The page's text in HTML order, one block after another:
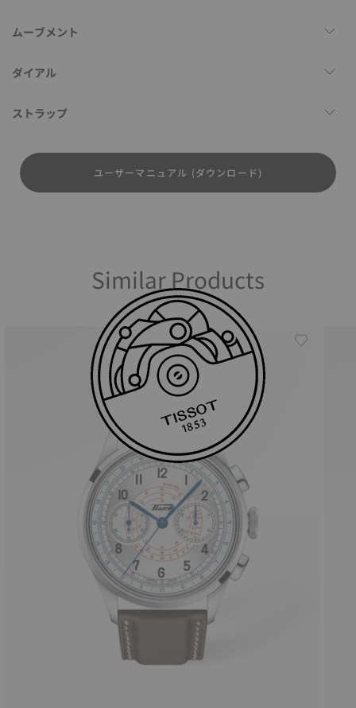
ムーブメント
ダイアル
ストラップ
ユーザーマニュアル (ダウンロード)
Similar Products